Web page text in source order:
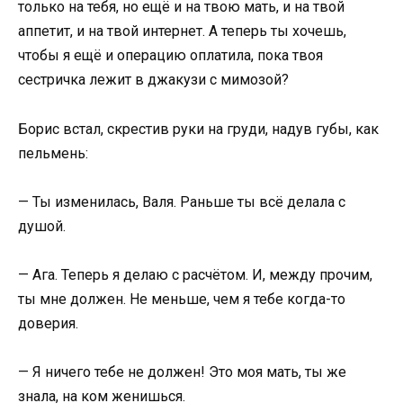
только на тебя, но ещё и на твою мать, и на твой
аппетит, и на твой интернет. А теперь ты хочешь,
чтобы я ещё и операцию оплатила, пока твоя
сестричка лежит в джакузи с мимозой?
Борис встал, скрестив руки на груди, надув губы, как
пельмень:
— Ты изменилась, Валя. Раньше ты всё делала с
душой.
— Ага. Теперь я делаю с расчётом. И, между прочим,
ты мне должен. Не меньше, чем я тебе когда-то
доверия.
— Я ничего тебе не должен! Это моя мать, ты же
знала, на ком женишься.